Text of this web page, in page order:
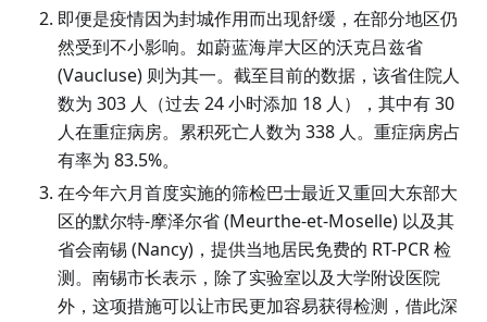
即便是疫情因为封城作用而出现舒缓，在部分地区仍
然受到不小影响。如蔚蓝海岸大区的沃克吕兹省
(Vaucluse)则为其一。截至目前的数据，该省住院人
数为 303 人（过去 24 小时添加 18 人），其中有 30
人在重症病房。累积死亡人数为 338 人。重症病房占
有率为 83.5%。
在今年六月首度实施的筛检巴士最近又重回大东部大
区的默尔特-摩泽尔省(Meurthe-et-Moselle)以及其
省会南锡 (Nancy)，提供当地居民免费的 RT-PCR 检
测。南锡市长表示，除了实验室以及大学附设医院
外，这项措施可以让市民更加容易获得检测，借此深